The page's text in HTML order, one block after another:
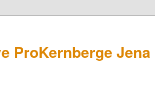
ProKernberge Jena